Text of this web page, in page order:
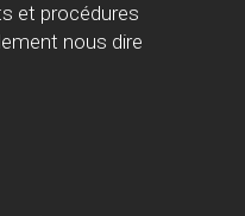
et procédures
nous dire